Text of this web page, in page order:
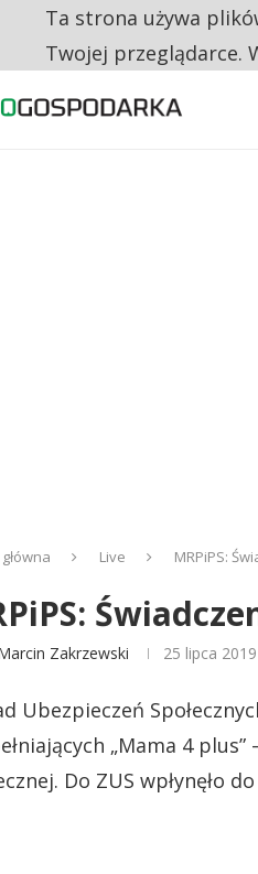
NA JEDEN WAKAT
Live MRPiPS:
Zakrzewski 25 lipca 2019
Ubezpieczeń
„Mama 4
Do ZUS wpłynęło
Ta strona używa
Twojej przeglądarce.